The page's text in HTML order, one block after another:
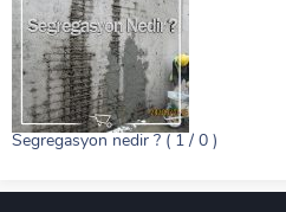
Segregasyon nedir ? ( 1 / 0 )